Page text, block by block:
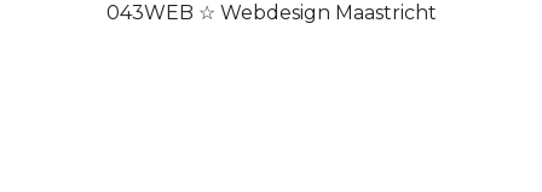
043WEB ☆ Webdesign Maastricht